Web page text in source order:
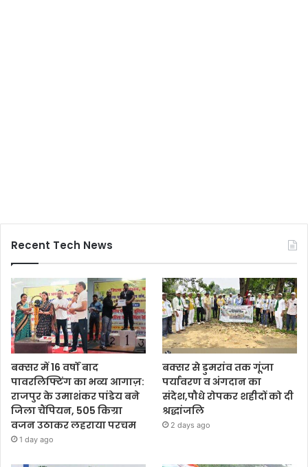
Recent Tech News
बक्सर में 16 वर्षों बाद
पावरलिफ्टिंग का भव्य आगाज़:
राजपुर के उमाशंकर पांडेय बने
जिला चैंपियन, 505 किग्रा
वजन उठाकर लहराया परचम
1 day ago
बक्सर से डुमरांव तक गूंजा
पर्यावरण व अंगदान का
संदेश,पौधे रोपकर शहीदों को दी
श्रद्धांजलि
2 days ago